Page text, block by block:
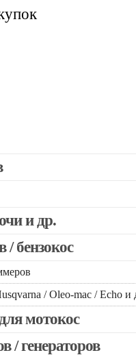
Partner
Echo и др.
и др.
/ бензокос
/ Oleo-mac / Echo и
мотокос
/ генераторов